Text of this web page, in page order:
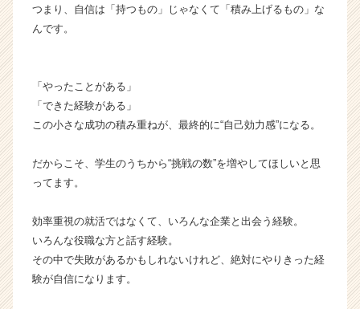
チ
h
e
a
r
e
つまり、自信は「持つもの」じゃなくて「積み上げるもの」な
んです。
「やったことがある」
「できた経験がある」
この小さな成功の積み重ねが、最終的に“自己効力感”になる。
だからこそ、学生のうちから“挑戦の数”を増やしてほしいと思
ってます。
効率重視の就活ではなくて、いろんな企業と出会う経験。
いろんな役職な方と話す経験。
その中で失敗があるかもしれないけれど、絶対にやりきった経
験が自信になります。